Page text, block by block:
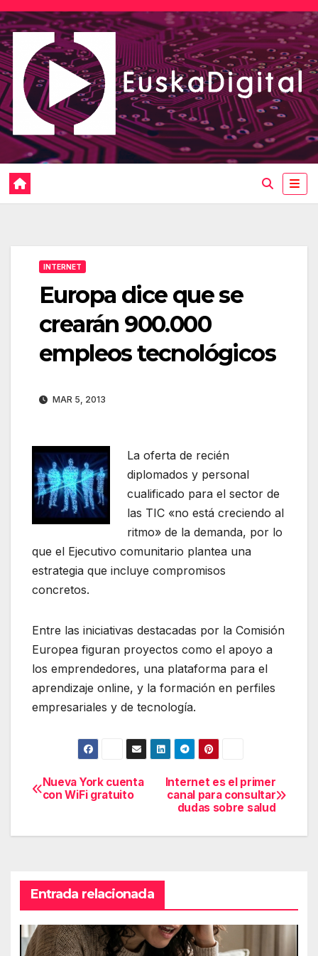
Saltar
al
contenido
INTERNET
Europa dice que se
crearán 900.000
empleos tecnológicos
MAR 5, 2013
La oferta de recién
diplomados y personal
cualificado para el sector de
las TIC «no está creciendo al
ritmo» de la demanda, por lo
que el Ejecutivo comunitario plantea una
estrategia que incluye compromisos
concretos.
Entre las iniciativas destacadas por la Comisión
Europea figuran proyectos como el apoyo a
los emprendedores, una plataforma para el
aprendizaje online, y la formación en perfiles
empresariales y de tecnología.
Navegación
Internet es el primer
canal para consultar
dudas sobre salud
Nueva York cuenta
con WiFi gratuito
Entrada relacionada